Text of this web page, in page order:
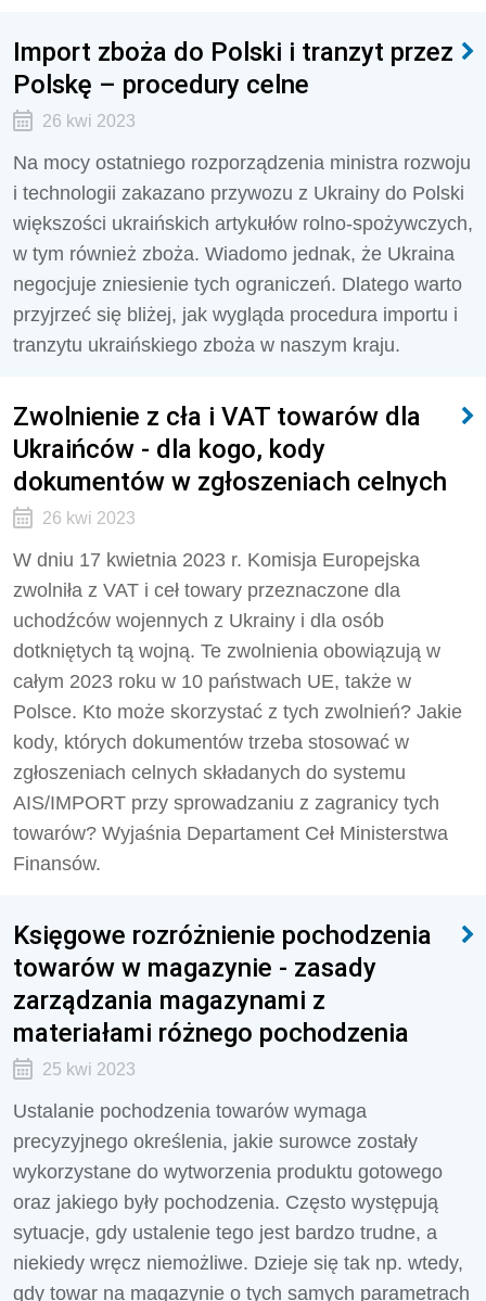
Import zboża do Polski i tranzyt przez
Polskę – procedury celne
26 kwi 2023
Na mocy ostatniego rozporządzenia ministra rozwoju
i technologii zakazano przywozu z Ukrainy do Polski
większości ukraińskich artykułów rolno-spożywczych,
w tym również zboża. Wiadomo jednak, że Ukraina
negocjuje zniesienie tych ograniczeń. Dlatego warto
przyjrzeć się bliżej, jak wygląda procedura importu i
tranzytu ukraińskiego zboża w naszym kraju.
Zwolnienie z cła i VAT towarów dla
Ukraińców - dla kogo, kody
dokumentów w zgłoszeniach celnych
26 kwi 2023
W dniu 17 kwietnia 2023 r. Komisja Europejska
zwolniła z VAT i ceł towary przeznaczone dla
uchodźców wojennych z Ukrainy i dla osób
dotkniętych tą wojną. Te zwolnienia obowiązują w
całym 2023 roku w 10 państwach UE, także w
Polsce. Kto może skorzystać z tych zwolnień? Jakie
kody, których dokumentów trzeba stosować w
zgłoszeniach celnych składanych do systemu
AIS/IMPORT przy sprowadzaniu z zagranicy tych
towarów? Wyjaśnia Departament Ceł Ministerstwa
Finansów.
Księgowe rozróżnienie pochodzenia
towarów w magazynie - zasady
zarządzania magazynami z
materiałami różnego pochodzenia
25 kwi 2023
Ustalanie pochodzenia towarów wymaga
precyzyjnego określenia, jakie surowce zostały
wykorzystane do wytworzenia produktu gotowego
oraz jakiego były pochodzenia. Często występują
sytuacje, gdy ustalenie tego jest bardzo trudne, a
niekiedy wręcz niemożliwe. Dzieje się tak np. wtedy,
gdy towar na magazynie o tych samych parametrach